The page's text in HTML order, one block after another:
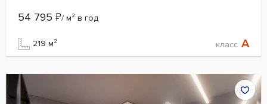
54 795 ₽/ м² в год
219 м² класс A